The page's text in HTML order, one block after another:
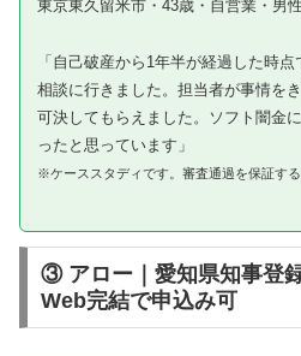
東京東久留米市・43歳・自営業・男性
「自己破産から1年半が経過した時
相談に行きました。担当者が事情を
可決してもらえました。ソフト闇金
ったと思っています」
※ケーススタディです。審査通過を保証す
③ アロー｜愛知県知事登
Web完結で申込み可